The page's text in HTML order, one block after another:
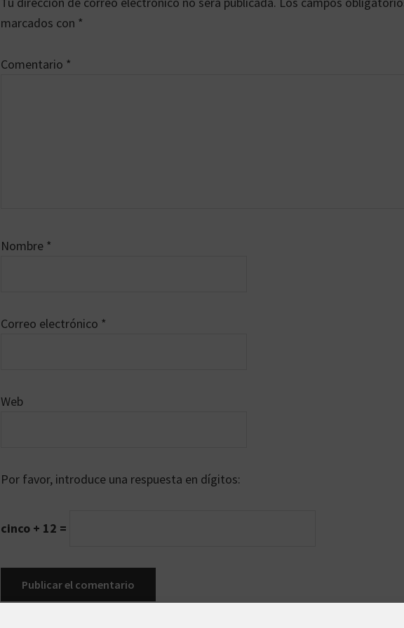
los
marcados con *
Comentario *
Nombre *
Correo electrónico *
Web
Por favor, introduce una respuesta en dígitos:
cinco + 12 =